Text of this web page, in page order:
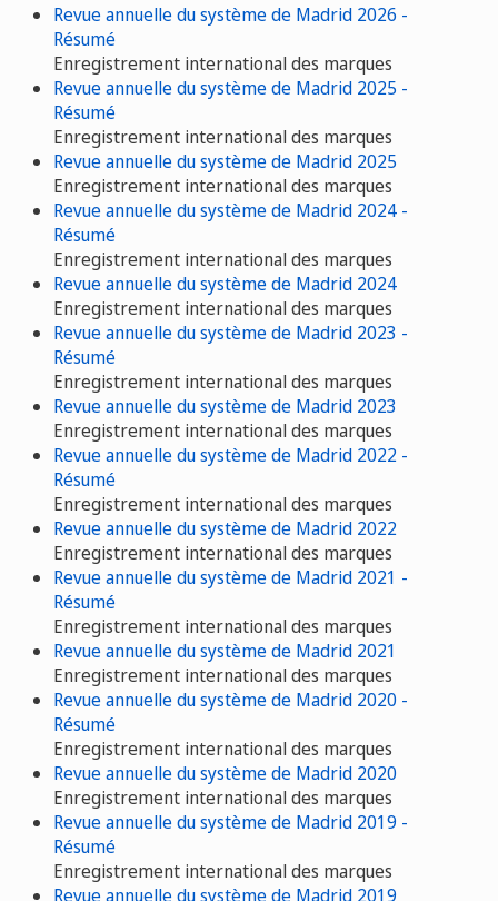
Revue annuelle du système de Madrid 2026 -
Résumé
Enregistrement international des marques
Revue annuelle du système de Madrid 2025 -
Résumé
Enregistrement international des marques
Revue annuelle du système de Madrid 2025
Enregistrement international des marques
Revue annuelle du système de Madrid 2024 -
Résumé
Enregistrement international des marques
Revue annuelle du système de Madrid 2024
Enregistrement international des marques
Revue annuelle du système de Madrid 2023 -
Résumé
Enregistrement international des marques
Revue annuelle du système de Madrid 2023
Enregistrement international des marques
Revue annuelle du système de Madrid 2022 -
Résumé
Enregistrement international des marques
Revue annuelle du système de Madrid 2022
Enregistrement international des marques
Revue annuelle du système de Madrid 2021 -
Résumé
Enregistrement international des marques
Revue annuelle du système de Madrid 2021
Enregistrement international des marques
Revue annuelle du système de Madrid 2020 -
Résumé
Enregistrement international des marques
Revue annuelle du système de Madrid 2020
Enregistrement international des marques
Revue annuelle du système de Madrid 2019 -
Résumé
Enregistrement international des marques
Revue annuelle du système de Madrid 2019